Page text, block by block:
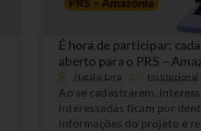
É hora de participar:
aberto para o PRS –
Natália Lyra Institucional
Ao se cadastrarem,
interessadas ficam por
informações do projeto e